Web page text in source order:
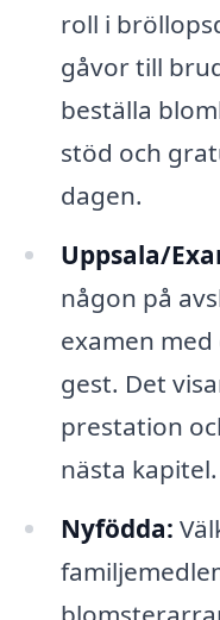
roll i
gåvor till
beställa
stöd och
dagen.
Uppsala/
någon på
examen
gest. Det
prestation
nästa kapitel.
Nyfödda: